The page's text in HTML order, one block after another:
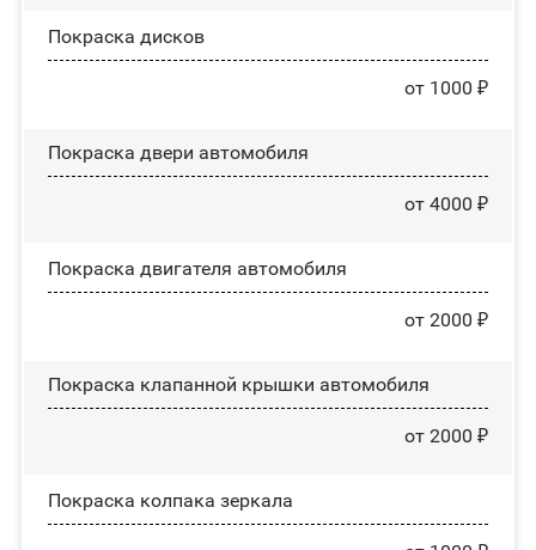
Покраска дисков
от 1000 ₽
Покраска двери автомобиля
от 4000 ₽
Покраска двигателя автомобиля
от 2000 ₽
Покраска клапанной крышки автомобиля
от 2000 ₽
Покраска колпака зеркала